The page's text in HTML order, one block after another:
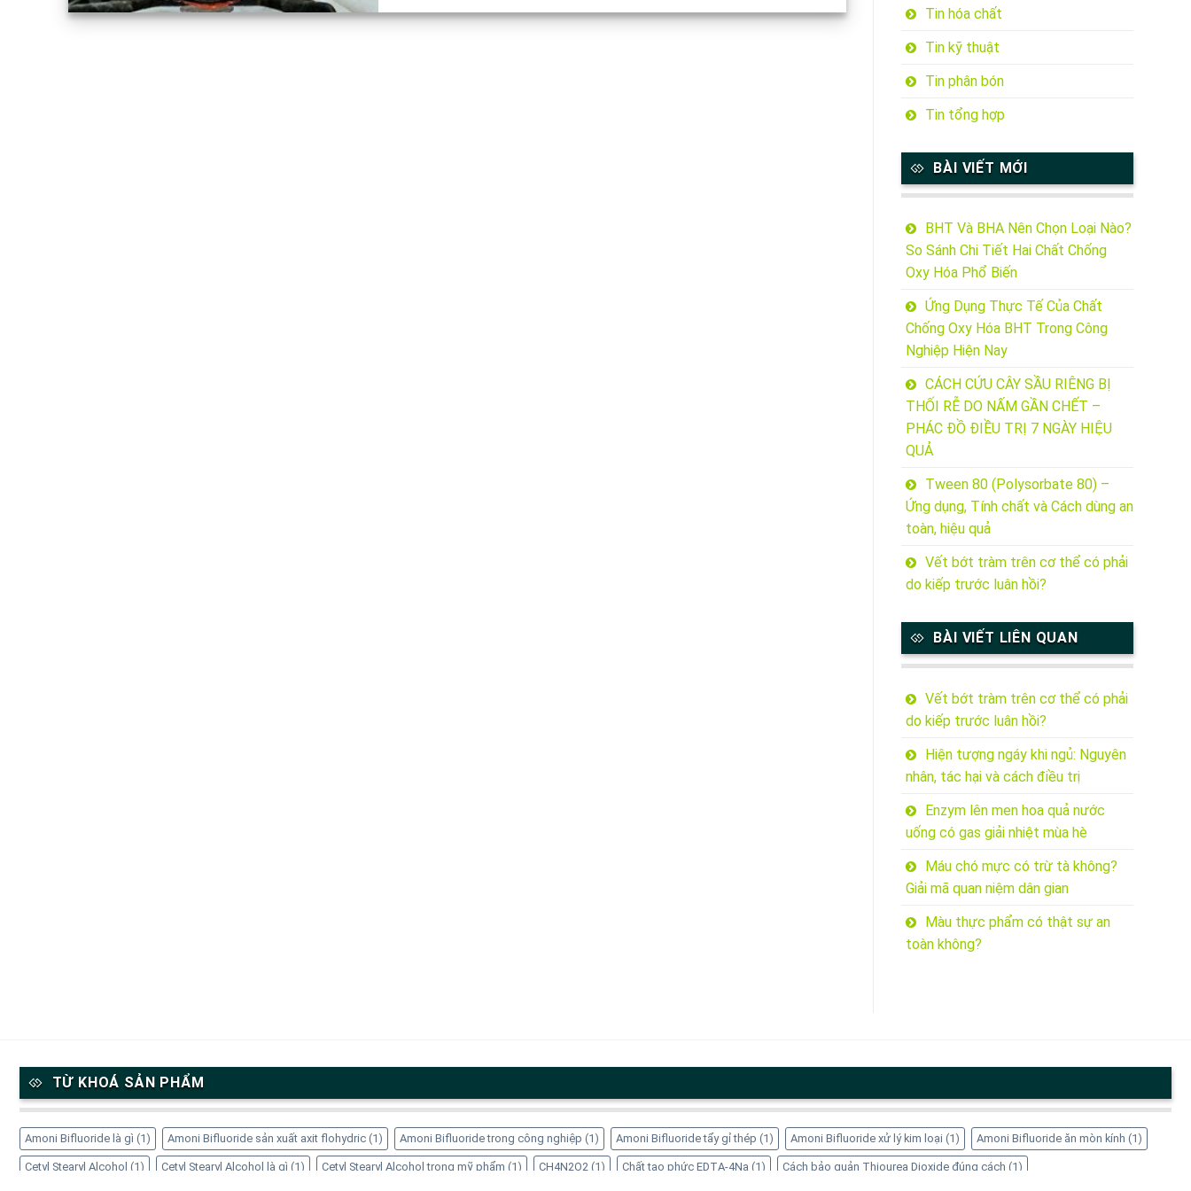
Tin hóa chất
Tin kỹ thuật
Tin phân bón
Tin tổng hợp
BÀI VIẾT MỚI
BHT Và BHA Nên Chọn Loại Nào?
So Sánh Chi Tiết Hai Chất Chống
Oxy Hóa Phổ Biến
Ứng Dụng Thực Tế Của Chất
Chống Oxy Hóa BHT Trong Công
Nghiệp Hiện Nay
CÁCH CỨU CÂY SẦU RIÊNG BỊ
THỐI RỄ DO NẤM GẦN CHẾT –
PHÁC ĐỒ ĐIỀU TRỊ 7 NGÀY HIỆU
QUẢ
Tween 80 (Polysorbate 80) –
Ứng dụng, Tính chất và Cách dùng an
toàn, hiệu quả
Vết bớt tràm trên cơ thể có phải
do kiếp trước luân hồi?
BÀI VIẾT LIÊN QUAN
Vết bớt tràm trên cơ thể có phải
do kiếp trước luân hồi?
Hiện tượng ngáy khi ngủ: Nguyên
nhân, tác hại và cách điều trị
Enzym lên men hoa quả nước
uống có gas giải nhiệt mùa hè
Máu chó mực có trừ tà không?
Giải mã quan niệm dân gian
Màu thực phẩm có thật sự an
toàn không?
TỪ KHOÁ SẢN PHẨM
Amoni Bifluoride là gì (1) Amoni Bifluoride sản xuất axit flohydric(1) Amoni Bifluoride trong công nghiệp (1) Amoni Bifluoride tẩy gỉ thép (1) Amoni Bifluoride xử lý kim loại (1) Amoni Bifluoride ăn mòn kính (1)
Cetyl Stearyl Alcohol (1) Cetyl Stearyl Alcohol là gì (1) Cetyl Stearyl Alcohol trong mỹ phẩm (1) CH4N2O2(1) Chất tạo phức EDTA-4Na (1) Cách bảo quản Thiourea Dioxide đúng cách (1)